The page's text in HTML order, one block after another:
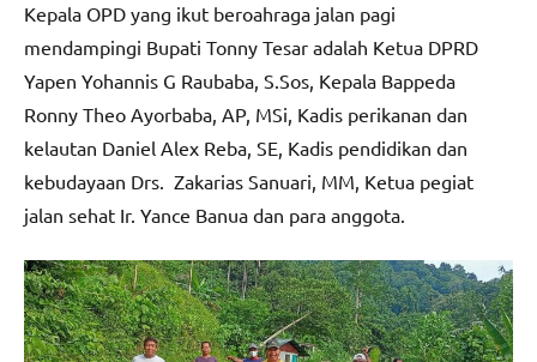
Kepala OPD yang ikut beroahraga jalan pagi
mendampingi Bupati Tonny Tesar adalah Ketua DPRD
Yapen Yohannis G Raubaba, S.Sos, Kepala Bappeda
Ronny Theo Ayorbaba, AP, MSi, Kadis perikanan dan
kelautan Daniel Alex Reba, SE, Kadis pendidikan dan
kebudayaan Drs. Zakarias Sanuari, MM, Ketua pegiat
jalan sehat Ir. Yance Banua dan para anggota.